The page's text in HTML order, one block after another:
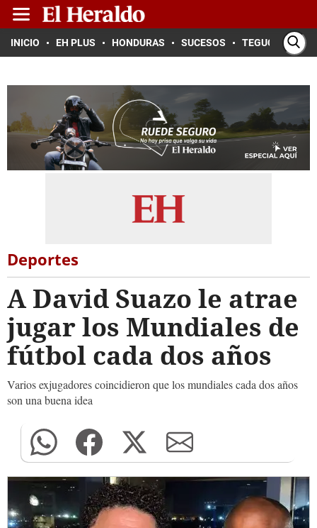
INICIO EH PLUS HONDURAS SUCESOS TEGUCIGALPA
Deportes
A David Suazo le atrae
jugar los Mundiales de
fútbol cada dos años
Varios exjugadores coincidieron que los mundiales cada dos años
son una buena idea